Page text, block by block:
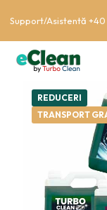
Support/Asistentă +40
REDUCERI
TRANSPORT